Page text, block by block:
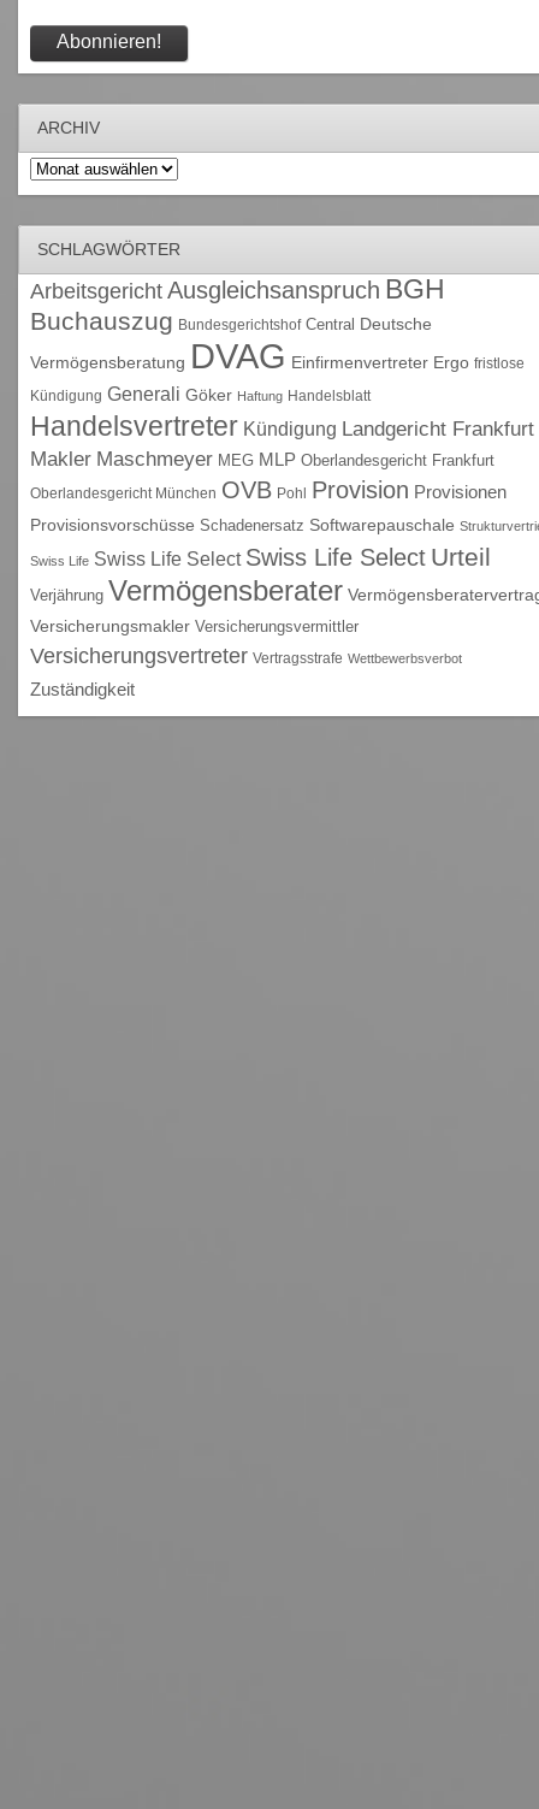
ARCHIV
Archiv
SCHLAGWÖRTER
Arbeitsgericht Ausgleichsanspruch BGH
Buchauszug Bundesgerichtshof Central Deutsche
Vermögensberatung DVAG Einfirmenvertreter Ergo fristlose
Kündigung Generali Göker Haftung Handelsblatt
Handelsvertreter Kündigung Landgericht Frankfurt
Makler Maschmeyer MEG MLP Oberlandesgericht Frankfurt
Oberlandesgericht München OVB Pohl Provision Provisionen
Provisionsvorschüsse Schadenersatz Softwarepauschale
Swiss Life Swiss Life Select Swiss Life Select Urteil
Verjährung Vermögensberater
Versicherungsmakler Versicherungsvermittler
Versicherungsvertreter Vertragsstrafe Wettbewerbsverbot
Zuständigkeit